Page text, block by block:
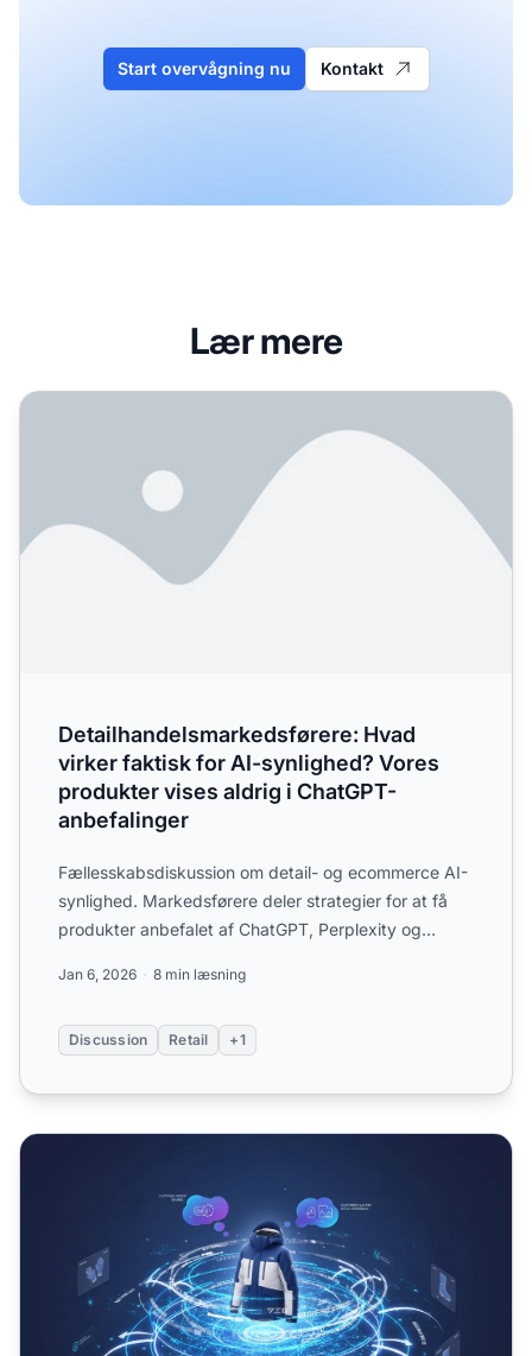
Start overvågning nu Kontakt
Lær mere
Detailhandelsmarkedsførere: Hvad virker faktisk for AI-
Detailhandelsmarkedsførere: Hvad
virker faktisk for AI-synlighed? Vores
produkter vises aldrig i ChatGPT-
anbefalinger
Fællesskabsdiskussion om detail- og ecommerce AI-
synlighed. Markedsførere deler strategier for at få
produkter anbefalet af ChatGPT, Perplexity og
Jan 6, 2026 8 min læsning
Discussion Retail +1
Optimering af produktbeskrivelser til AI-anbefalinger